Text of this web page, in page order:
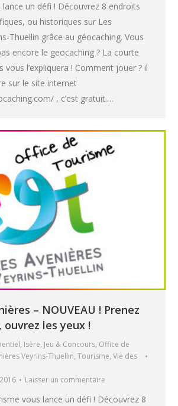
lance un défi ! Découvrez 8 endroits
ou historiques sur Les
Thuellin grâce au géocaching. Vous
encore le geocaching ? La courte
vous l’expliquera ! Comment jouer ? il
sur le site internet
, c’est gratuit.…
– NOUVEAU ! Prenez
ouvrez les yeux !
, Isère, Jeu & Concours, Office de
Veyrins-Thuellin, Tourisme, Vie des
Laisser un commentaire
vous lance un défi ! Découvrez 8